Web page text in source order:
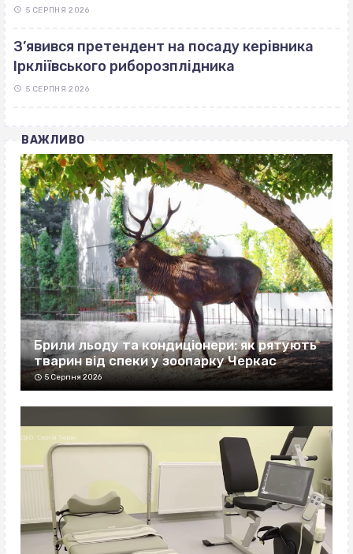
5 СЕРПНЯ 2026
З’явився претендент на посаду керівника
Іркліївського риборозплідника
5 СЕРПНЯ 2026
ВАЖЛИВО
Брили льоду та кондиціонери: як рятують
тварин від спеки у зоопарку Черкас
5 Серпня 2026